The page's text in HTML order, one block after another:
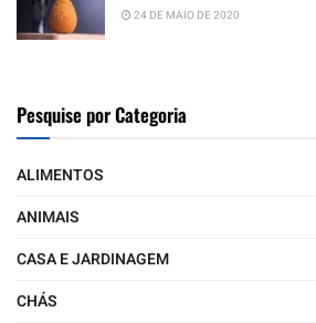
24 DE MAIO DE 2020
Pesquise por Categoria
ALIMENTOS
ANIMAIS
CASA E JARDINAGEM
CHÁS